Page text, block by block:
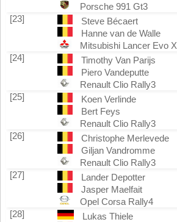
Porsche 991 Gt3
[23]
Steve Bécaert
Hanne van de Walle
Mitsubishi Lancer Evo X
[24]
Timothy Van Parijs
Piero Vandeputte
Renault Clio Rally3
[25]
Koen Verlinde
Bert Feys
Renault Clio Rally3
[26]
Christophe Merlevede
Giljan Vandromme
Renault Clio Rally3
[27]
Lander Depotter
Jasper Maelfait
Opel Corsa Rally4
[28]
Lukas Thiele